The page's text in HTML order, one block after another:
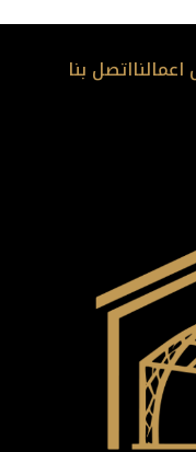
اتصل بنا